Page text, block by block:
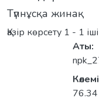
Түпнұсқа жинақ
Қазір көрсету 1 - 1
Аты: